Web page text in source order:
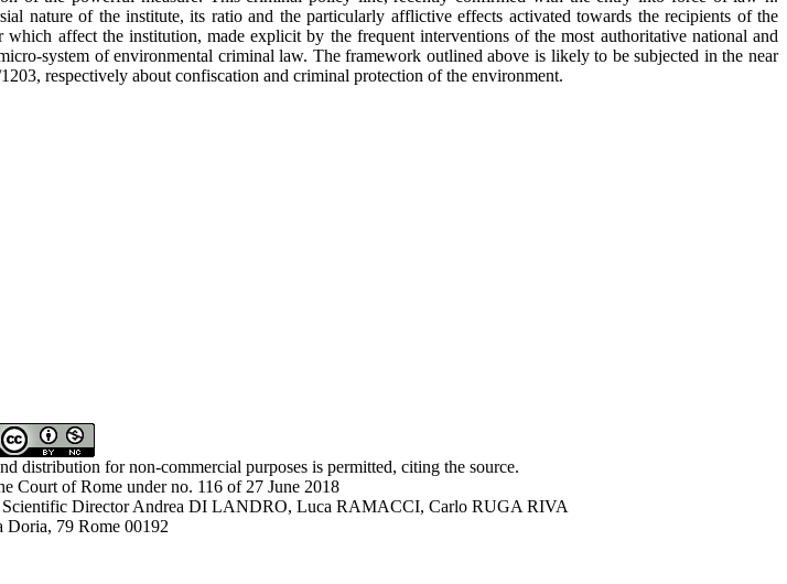
nature of the institute, its ratio and the particularly afflictive effects activated towards the recipients of the
affect the institution, made explicit by the frequent interventions of the most authoritative national and
system of environmental criminal law. The framework outlined above is likely to be subjected in the near
respectively about confiscation and criminal protection of the environment.
distribution for non-commercial purposes is permitted, citing the source.
Court of Rome under no. 116 of 27 June 2018
Director Andrea DI LANDRO, Luca RAMACCI, Carlo RUGA RIVA
Doria, 79 Rome 00192